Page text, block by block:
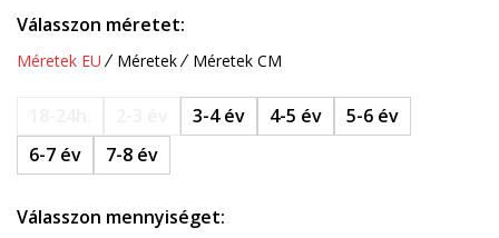
Válasszon méretet:
Méretek EU Méretek Méretek CM
3-4 év 4-5 év
5-6 év
6-7 év
7-8 év
Válasszon mennyiséget: